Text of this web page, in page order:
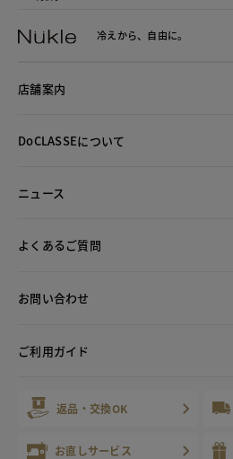
冷えから、 自由に。
店舗案内
DoCLASSEについて
ニュース
よくあるご質問
お問い合わせ
ご利用ガイド
返品・交換OK
お直しサービス